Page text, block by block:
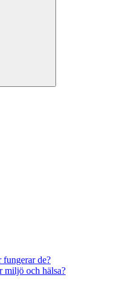
de?
miljö och hälsa?